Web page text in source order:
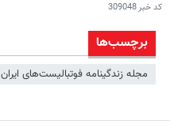
کد خبر309048
برچسب‌ها
مجله زندگینامه فوتبالیست‌های ایران